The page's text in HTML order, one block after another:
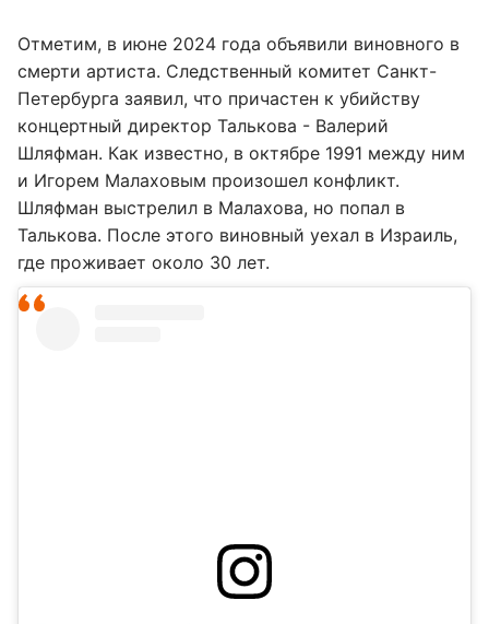
Отметим, в июне 2024 года объявили виновного в
смерти артиста. Следственный комитет Санкт-
Петербурга заявил, что причастен к убийству
концертный директор Талькова - Валерий
Шляфман. Как известно, в октябре 1991 между ним
и Игорем Малаховым произошел конфликт.
Шляфман выстрелил в Малахова, но попал в
Талькова. После этого виновный уехал в Израиль,
где проживает около 30 лет.